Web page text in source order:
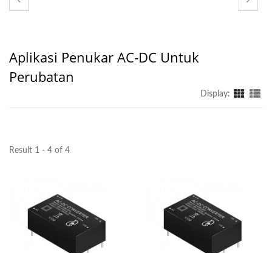
Aplikasi Penukar AC-DC Untuk
Perubatan
Display:
Result 1 - 4 of 4